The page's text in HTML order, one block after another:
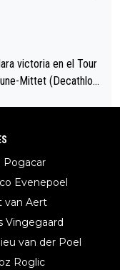
victoria en el Tour
Mittet (Decathlon,
10. Vacek (Li
Pogacar
Evenepoel
van Aert
Vingegaard
van der Poel
Roglic